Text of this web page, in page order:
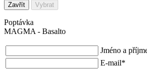
Zavřít
Vybrat
Poptávka
MAGMA - Basalto
Jméno a
E-mail*